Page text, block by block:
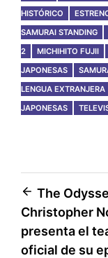
HISTÓRICO
SAMURAI STANDING
2
MICHIHITO FUJII
JAPONESAS
LENGUA EXTRANJERA
JAPONESAS
Post
navigation
The
Christopher
presenta el
oficial de su